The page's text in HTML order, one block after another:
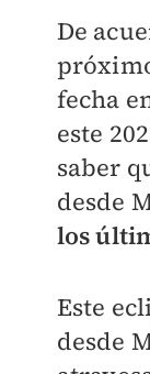
De
fecha
este
saber
desde
los
Este
desde